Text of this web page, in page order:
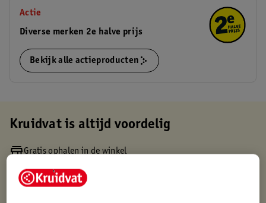
Actie
Diverse merken 2e halve prijs
Bekijk alle actieproducten
Kruidvat is altijd voordelig
Gratis ophalen in de winkel
Gratis thuisbezorgd vanaf 50.00